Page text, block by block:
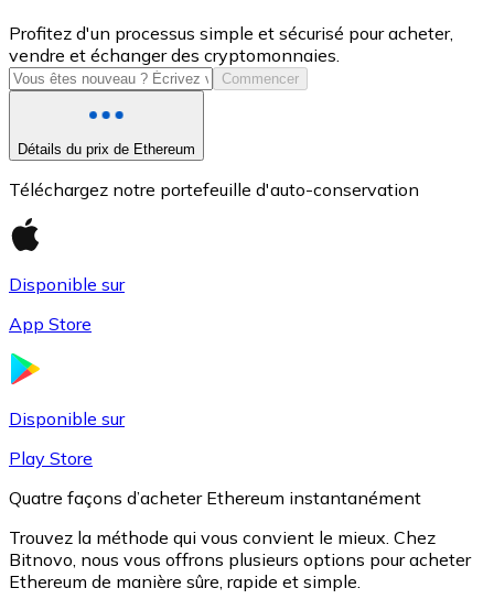
USDC
Profitez d'un processus simple et sécurisé pour acheter,
vendre et échanger des cryptomonnaies.
Commencer
Détails du prix de Ethereum
Téléchargez notre portefeuille d'auto-conservation
Disponible sur
App Store
Disponible sur
Play Store
Quatre façons d’acheter Ethereum instantanément
Trouvez la méthode qui vous convient le mieux. Chez
Bitnovo, nous vous offrons plusieurs options pour acheter
Ethereum de manière sûre, rapide et simple.